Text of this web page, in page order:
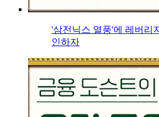
'삼전닉스 열풍'에 레버리
인하자